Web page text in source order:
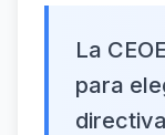
La
para